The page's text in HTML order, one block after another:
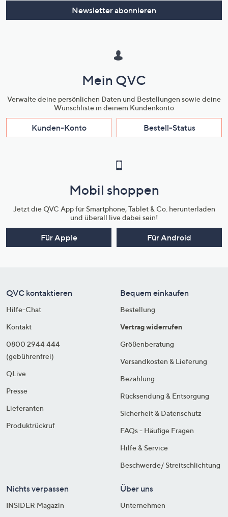
Newsletter abonnieren
Mein QVC
Verwalte deine persönlichen Daten und Bestellungen sowie deine
Wunschliste in deinem Kundenkonto
Kunden-Konto Bestell-Status
Mobil shoppen
Jetzt die QVC App für Smartphone, Tablet & Co. herunterladen
und überall live dabei sein!
Für Apple Für Android
QVC kontaktieren
Hilfe-Chat
Kontakt
0800 2944 444
(gebührenfrei)
QLive
Presse
Lieferanten
Produktrückruf
Bequem einkaufen
Bestellung
Vertrag widerrufen
Größenberatung
Versandkosten & Lieferung
Bezahlung
Rücksendung & Entsorgung
Sicherheit & Datenschutz
FAQs - Häufige Fragen
Hilfe & Service
Beschwerde/ Streitschlichtung
Nichts verpassen
INSIDER Magazin
Über uns
Unternehmen